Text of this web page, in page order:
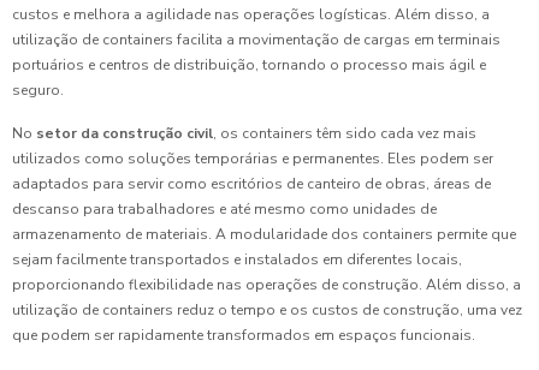
custos e melhora a agilidade nas operações logísticas. Além disso, a
utilização de containers facilita a movimentação de cargas em terminais
portuários e centros de distribuição, tornando o processo mais ágil e
seguro.
No setor da construção civil, os containers têm sido cada vez mais
utilizados como soluções temporárias e permanentes. Eles podem ser
adaptados para servir como escritórios de canteiro de obras, áreas de
descanso para trabalhadores e até mesmo como unidades de
armazenamento de materiais. A modularidade dos containers permite que
sejam facilmente transportados e instalados em diferentes locais,
proporcionando flexibilidade nas operações de construção. Além disso, a
utilização de containers reduz o tempo e os custos de construção, uma vez
que podem ser rapidamente transformados em espaços funcionais.